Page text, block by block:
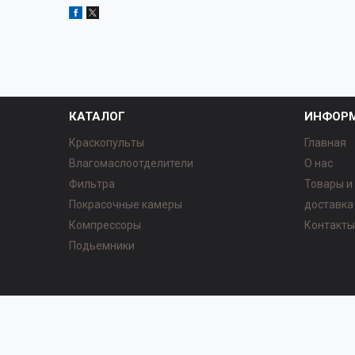
КАТАЛОГ
Краскопульты
Влагомаслоотделители
Фильтра
Покрасочные камеры
Компрессоры
Подьемники
Главная
О нас
Товары и
Контакты